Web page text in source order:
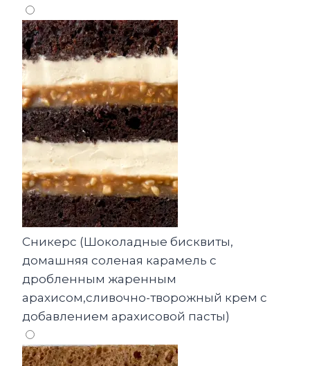
Сникерс (Шоколадные бисквиты,
домашняя соленая карамель с
дробленным жаренным
арахисом,сливочно-творожный крем с
добавлением арахисовой пасты)